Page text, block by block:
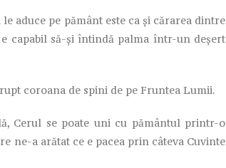
aduce pe pământ este ca și cărarea dintre
capabil să-și întindă palma într-un deșert
coroana de spini de pe Fruntea Lumii.
Cerul se poate uni cu pământul printr-o
ne-a arătat ce e pacea prin câteva Cuvinte